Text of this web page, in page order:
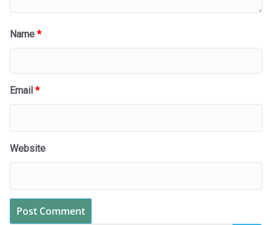
Name *
Email *
Website